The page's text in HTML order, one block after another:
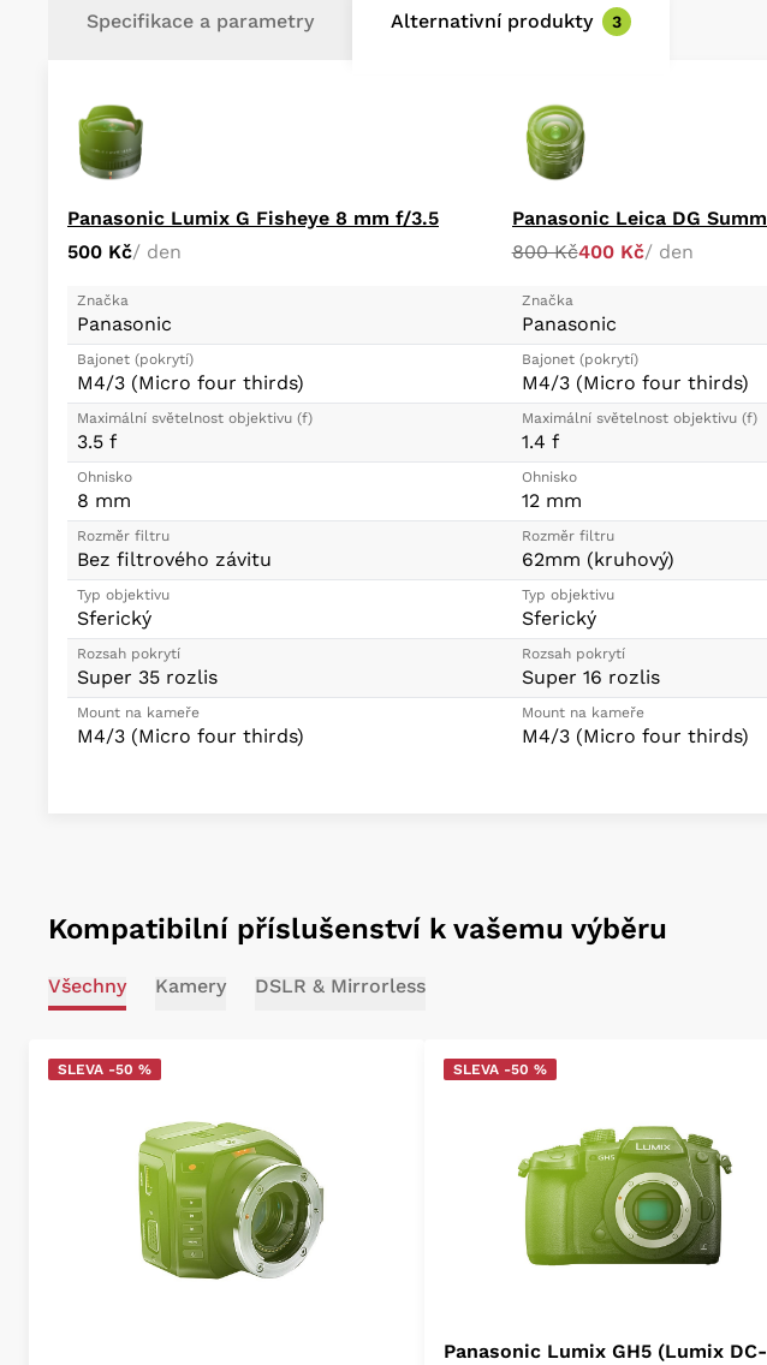
Specifikace a parametry Alternativní produkty 3
Panasonic Lumix G Fisheye 8 mm f/3.5
500 Kč/ den
Značka
Panasonic
Bajonet (pokrytí)
M4/3 (Micro four thirds)
Maximální světelnost objektivu (f)
3.5 f
Ohnisko
8 mm
Rozměr filtru
Bez filtrového závitu
Typ objektivu
Sferický
Rozsah pokrytí
Super 35 rozlis
Mount na kameře
M4/3 (Micro four thirds)
800 Kč400 Kč/ den
Značka
Panasonic
Bajonet (pokrytí)
M4/3 (Micro four thirds)
Maximální světelnost objektivu (f)
1.4 f
Ohnisko
12 mm
Rozměr filtru
62mm (kruhový)
Typ objektivu
Sferický
Rozsah pokrytí
Super 16 rozlis
Mount na kameře
M4/3 (Micro four thirds)
Kompatibilní příslušenství k vašemu výběru
Všechny Kamery DSLR & Mirrorless
SLEVA -50 % SLEVA -50 %
Panasonic Lumix GH5 (Lumix DC-